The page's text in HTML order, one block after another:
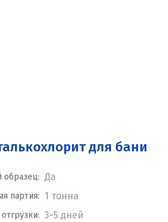
для бани
образец: Да
партия: 1 тонна
3-5 дней